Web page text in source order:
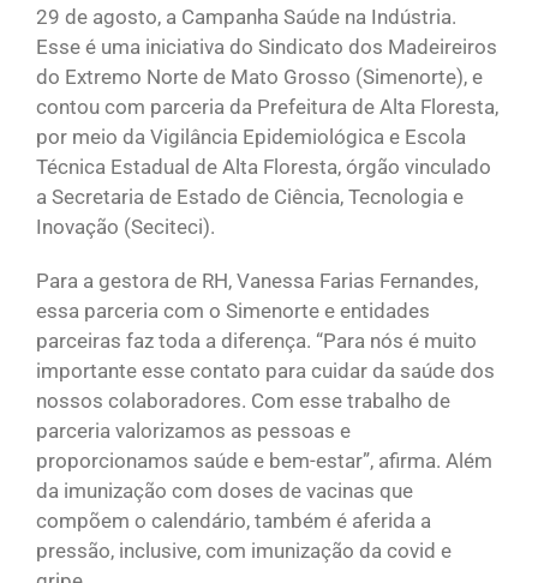
29 de agosto, a Campanha Saúde na Indústria.
Esse é uma iniciativa do Sindicato dos Madeireiros
do Extremo Norte de Mato Grosso (Simenorte), e
contou com parceria da Prefeitura de Alta Floresta,
por meio da Vigilância Epidemiológica e Escola
Técnica Estadual de Alta Floresta, órgão vinculado
a Secretaria de Estado de Ciência, Tecnologia e
Inovação (Seciteci).
Para a gestora de RH, Vanessa Farias Fernandes,
essa parceria com o Simenorte e entidades
parceiras faz toda a diferença. “Para nós é muito
importante esse contato para cuidar da saúde dos
nossos colaboradores. Com esse trabalho de
parceria valorizamos as pessoas e
proporcionamos saúde e bem-estar”, afirma. Além
da imunização com doses de vacinas que
compõem o calendário, também é aferida a
pressão, inclusive, com imunização da covid e